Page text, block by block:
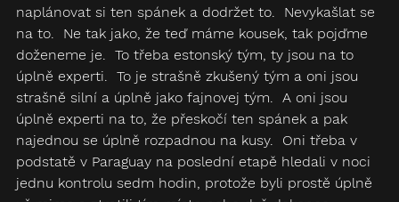
naplánovat si ten spánek a dodržet to.  Nevykašlat se
na to.  Ne tak jako, že teď máme kousek, tak pojďme
doženeme je.  To třeba estonský tým, ty jsou na to
úplně experti.  To je strašně zkušený tým a oni jsou
strašně silní a úplně jako fajnovej tým.  A oni jsou
úplně experti na to, že přeskočí ten spánek a pak
najednou se úplně rozpadnou na kusy.  Oni třeba v
podstatě v Paraguay na poslední etapě hledali v noci
jednu kontrolu sedm hodin, protože byli prostě úplně